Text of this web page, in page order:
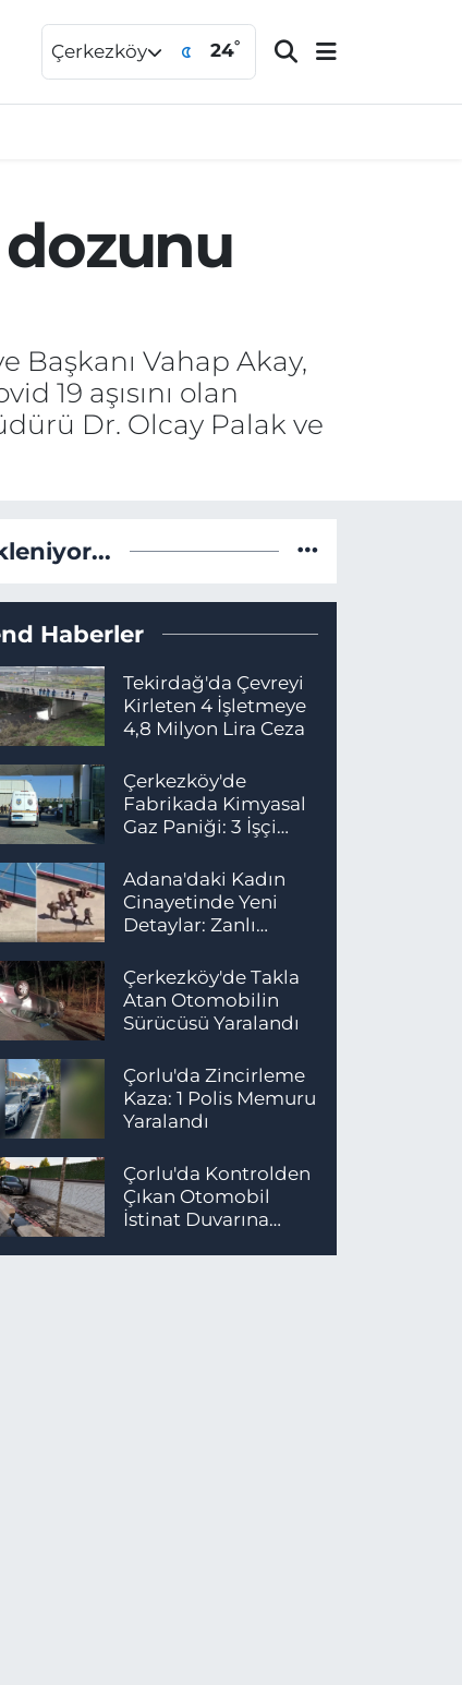
Çerkezköy 24°
dozunu
Başkanı Vahap Akay,
19 aşısını olan
Dr. Olcay Palak ve
Haberler
Tekirdağ'da Çevreyi
Kirleten 4 İşletmeye
4,8 Milyon Lira Ceza
Çerkezköy'de
Fabrikada Kimyasal
Gaz Paniği: 3 İşçi
Adana'daki Kadın
Cinayetinde Yeni
Detaylar: Zanlı
Yakalandı
Çerkezköy'de Takla
Atan Otomobilin
Sürücüsü Yaralandı
Çorlu'da Zincirleme
Kaza: 1 Polis Memuru
Yaralandı
Çorlu'da Kontrolden
Çıkan Otomobil
İstinat Duvarına